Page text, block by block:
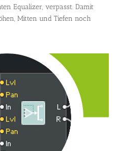
Equalizer, verpasst. Damit
Mitten und Tiefen noch